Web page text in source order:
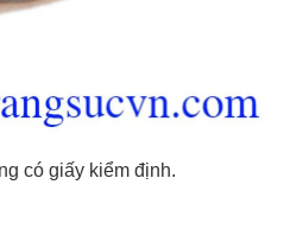
có giấy kiểm định.